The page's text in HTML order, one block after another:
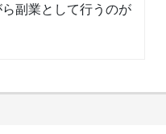
副業として行うのが